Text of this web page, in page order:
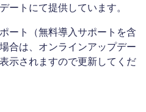
ートにて提供しています。
ート（無料導入サポートを含
合は、オンラインアップデー
示されますので更新してくだ